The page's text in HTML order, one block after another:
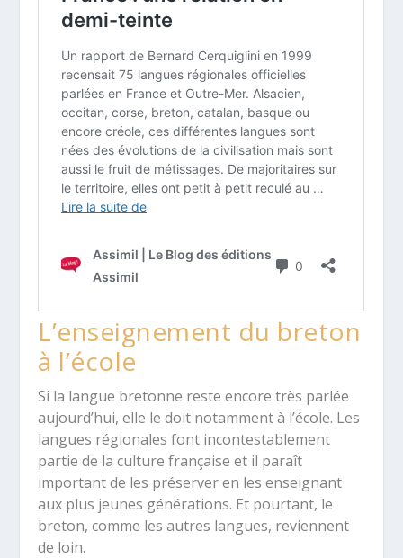
L’enseignement du breton
à l’école
Si la langue bretonne reste encore très parlée
aujourd’hui, elle le doit notamment à l’école. Les
langues régionales font incontestablement
partie de la culture française et il paraît
important de les préserver en les enseignant
aux plus jeunes générations. Et pourtant, le
breton, comme les autres langues, reviennent
de loin.